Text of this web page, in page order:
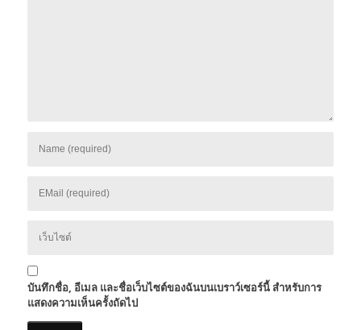
บันทึกชื่อ, อีเมล และชื่อเว็บไซต์ของฉันบนเบราว์เซอร์นี้ สำหรับการ
แสดงความเห็นครั้งถัดไป